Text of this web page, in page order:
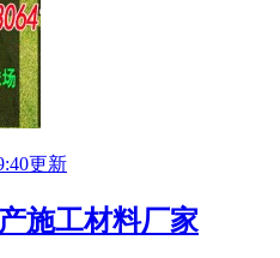
更新
施工材料厂家